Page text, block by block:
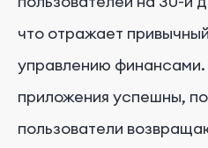
что отражает
управлению
приложения успешны,
пользователи